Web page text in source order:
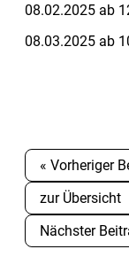
08.02.2025 ab
08.03.2025 ab
« Vorheriger
zur Übersicht
Nächster